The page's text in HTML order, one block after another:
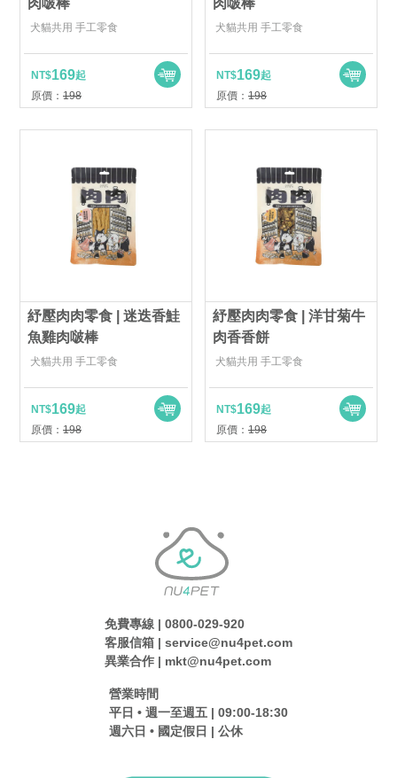
肉啵棒
犬貓共用 手工零食
NT$169起
原價： 198
肉啵棒
犬貓共用 手工零食
NT$169起
原價： 198
紓壓肉肉零食 | 迷迭香鮭
魚雞肉啵棒
犬貓共用 手工零食
NT$169起
原價： 198
紓壓肉肉零食 | 洋甘菊牛
肉香香餅
犬貓共用 手工零食
NT$169起
原價： 198
免費專線 | 0800-029-920
客服信箱 | service@nu4pet.com
異業合作 | mkt@nu4pet.com
營業時間
平日 • 週一至週五 | 09:00-18:30
週六日 • 國定假日 | 公休